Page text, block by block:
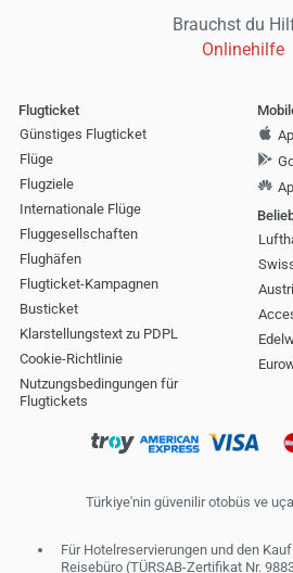
Brauchst du
Onlinehilfe
Flugticket
Günstiges Flugticket
Flüge
Flugziele
Internationale Flüge
Fluggesellschaften
Flughäfen
Flugticket-Kampagnen
Busticket
Klarstellungstext zu PDPL
Cookie-Richtlinie
Nutzungsbedingungen für
Flugtickets
Türkiye'nin güvenilir otobüs ve
Für Hotelreservierungen und den
Reisebüro (TÜRSAB-Zertifikat Nr.